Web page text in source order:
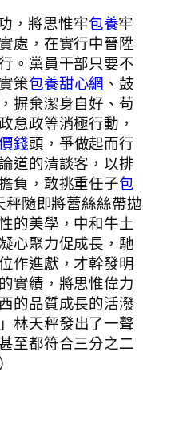
，將思惟牢包養牢
處，在實行中晉陞
。黨員干部只要不
策包養甜心網 、鼓
摒棄潔身自好、苟
怠政等消極行動，
錢頭，爭做起而行
道的清談客，以排
負，敢挑重任子包
秤隨即將蕾絲絲帶拋
的美學，中和牛土
心聚力促成長，馳
作進獻，才幹發明
實績，將思惟偉力
的品質成長的活潑
林天秤發出了一聲
至都符合三分之二
）